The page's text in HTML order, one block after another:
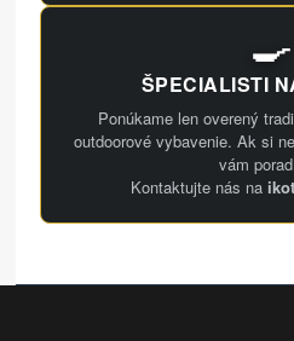
🍳
ŠPECIALISTI
Ponúkame len overený
outdoorové vybavenie. Ak si
vám
Kontaktujte nás na